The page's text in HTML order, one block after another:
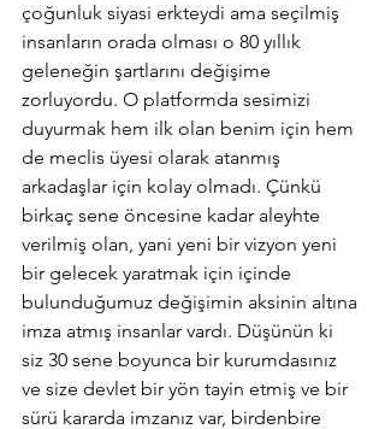
çoğunluk siyasi erkteydi ama seçilmiş
insanların orada olması o 80 yıllık
geleneğin şartlarını değişime
zorluyordu. O platformda sesimizi
duyurmak hem ilk olan benim için hem
de meclis üyesi olarak atanmış
arkadaşlar için kolay olmadı. Çünkü
birkaç sene öncesine kadar aleyhte
verilmiş olan, yani yeni bir vizyon yeni
bir gelecek yaratmak için içinde
bulunduğumuz değişimin aksinin altına
imza atmış insanlar vardı. Düşünün ki
siz 30 sene boyunca bir kurumdasınız
ve size devlet bir yön tayin etmiş ve bir
sürü kararda imzanız var, birdenbire